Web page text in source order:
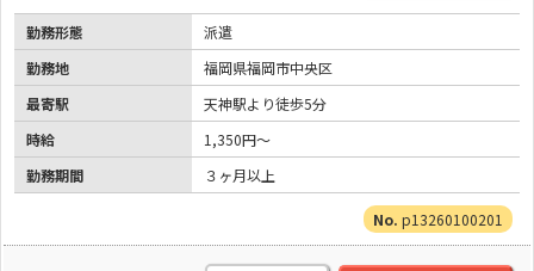
勤務形態
派遣
勤務地
福岡県福岡市中央区
最寄駅
天神駅より徒歩5分
時給
1,350円～
勤務期間
３ヶ月以上
p13260100201